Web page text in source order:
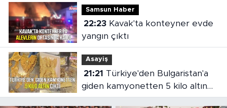
Samsun Haber
22:23Kavak'ta konteyner evde
yangın çıktı
Asayiş
21:21
giden kamyonetten 5 kilo altın
çıktı